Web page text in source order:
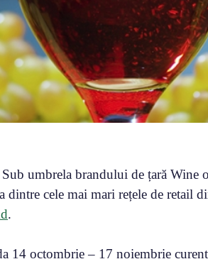
umbrela brandului de țară
dintre cele mai mari rețele de retail
.
14 octombrie – 17 noiembrie